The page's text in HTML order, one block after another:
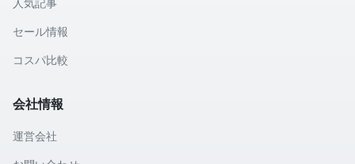
人気記事
セール情報
コスパ比較
会社情報
運営会社